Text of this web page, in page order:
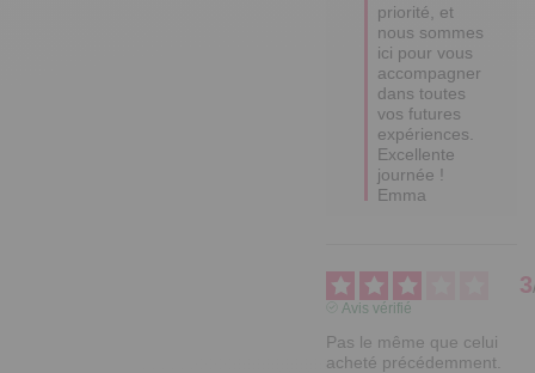
priorité, et
nous sommes
ici pour vous
accompagner
dans toutes
vos futures
expériences.
Excellente
journée !
Emma
3
Avis vérifié
Pas le même que celui
acheté précédemment.